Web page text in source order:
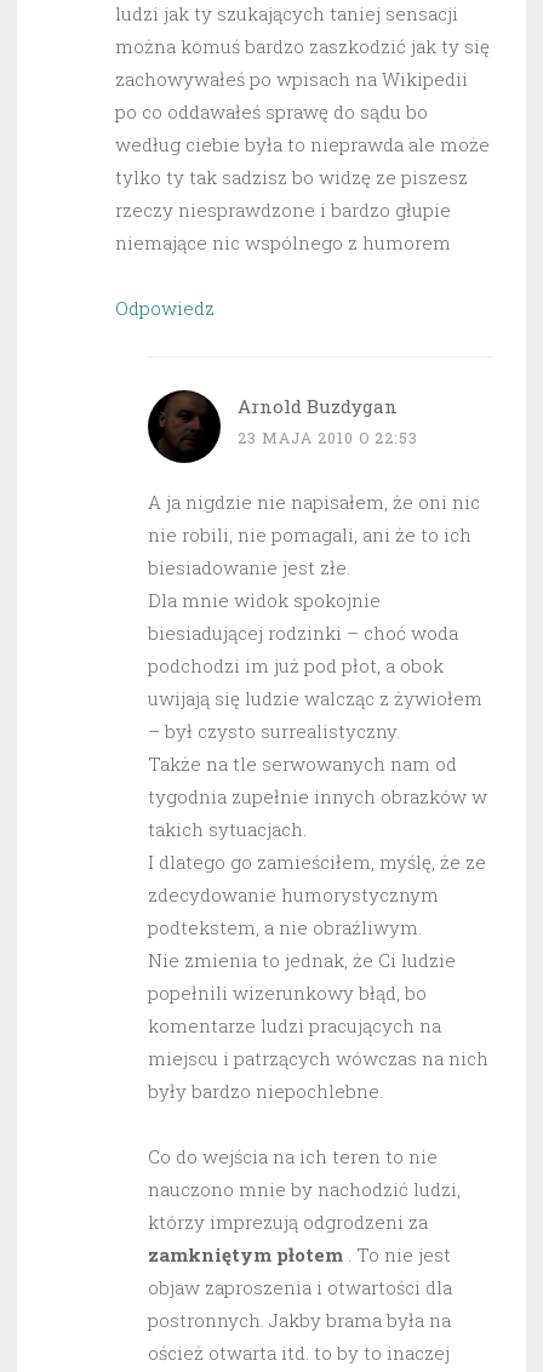
ludzi jak ty szukających taniej sensacji
można komuś bardzo zaszkodzić jak ty się
zachowywałeś po wpisach na Wikipedii
po co oddawałeś sprawę do sądu bo
według ciebie była to nieprawda ale może
tylko ty tak sadzisz bo widzę ze piszesz
rzeczy niesprawdzone i bardzo głupie
niemające nic wspólnego z humorem
Odpowiedz
Arnold Buzdygan
23 MAJA 2010 O 22:53
A ja nigdzie nie napisałem, że oni nic
nie robili, nie pomagali, ani że to ich
biesiadowanie jest złe.
Dla mnie widok spokojnie
biesiadującej rodzinki – choć woda
podchodzi im już pod płot, a obok
uwijają się ludzie walcząc z żywiołem
– był czysto surrealistyczny.
Także na tle serwowanych nam od
tygodnia zupełnie innych obrazków w
takich sytuacjach.
I dlatego go zamieściłem, myślę, że ze
zdecydowanie humorystycznym
podtekstem, a nie obraźliwym.
Nie zmienia to jednak, że Ci ludzie
popełnili wizerunkowy błąd, bo
komentarze ludzi pracujących na
miejscu i patrzących wówczas na nich
były bardzo niepochlebne.
Co do wejścia na ich teren to nie
nauczono mnie by nachodzić ludzi,
którzy imprezują odgrodzeni za
zamkniętym płotem . To nie jest
objaw zaproszenia i otwartości dla
postronnych. Jakby brama była na
oścież otwarta itd. to by to inaczej